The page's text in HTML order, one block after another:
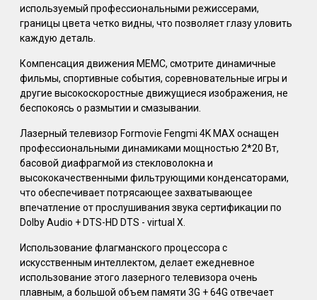
используемый профессиональными режиссерами,
границы цвета четко видны, что позволяет глазу уловить
каждую деталь.
Компенсация движения MEMC, смотрите динамичные
фильмы, спортивные события, соревновательные игры и
другие высокоскоростные движущиеся изображения, не
беспокоясь о размытии и смазывании.
Лазерный телевизор Formovie Fengmi 4K MAX оснащен
профессиональными динамиками мощностью 2*20 Вт,
басовой диафрагмой из стекловолокна и
высококачественными фильтрующими конденсаторами,
что обеспечивает потрясающее захватывающее
впечатление от прослушивания звука сертификации по
Dolby Audio + DTS-HD DTS - virtual X.
Использование флагманского процессора с
искусственным интеллектом, делает ежедневное
использование этого лазерного телевизора очень
плавным, а большой объем памяти 3G + 64G отвечает